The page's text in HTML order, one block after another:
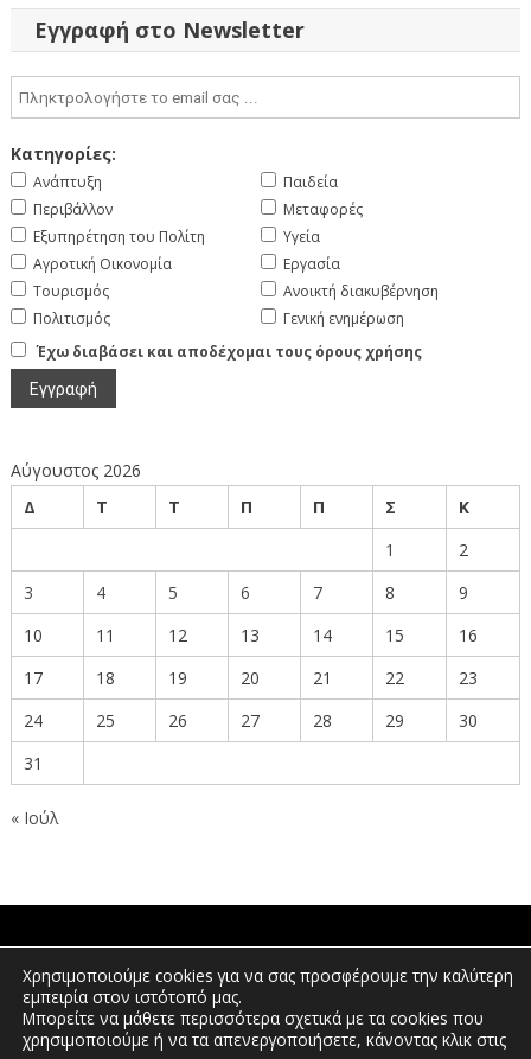
Εγγραφή στο Newsletter
Κατηγορίες:
Ανάπτυξη
Περιβάλλον
Εξυπηρέτηση του Πολίτη
Αγροτική Οικονομία
Τουρισμός
Πολιτισμός
Παιδεία
Μεταφορές
Υγεία
Εργασία
Ανοικτή διακυβέρνηση
Γενική ενημέρωση
Έχω διαβάσει και αποδέχομαι τους όρους χρήσης
Αύγουστος 2026
Δ
Τ Τ Π Π Σ
Κ
1
2
3
4 5 6 7 8
9
10
11 12 13 14 15
16
17
18 19 20 21 22
23
24
25 26 27 28 29
30
31
« Ιούλ
ΠΟΛΙΤΕΣ
Χρησιμοποιούμε cookies για να σας προσφέρουμε την καλύτερη
εμπειρία στον ιστότοπό μας.
Μπορείτε να μάθετε περισσότερα σχετικά με τα cookies που
χρησιμοποιούμε ή να τα απενεργοποιήσετε, κάνοντας κλικ στις